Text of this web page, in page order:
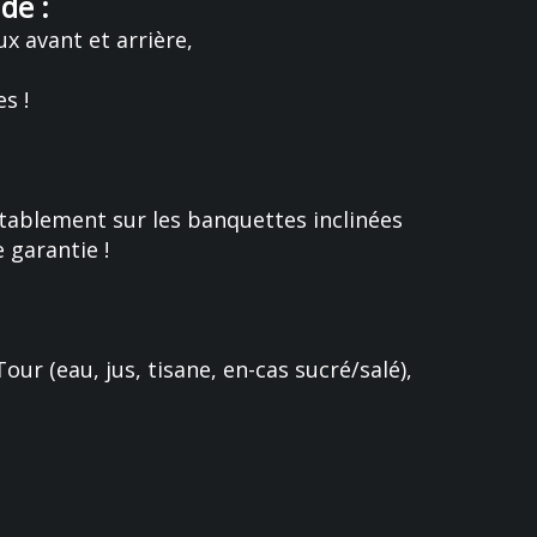
avant et arrière,
!
sur les banquettes inclinées
garantie !
(eau, jus, tisane, en-cas sucré/salé),